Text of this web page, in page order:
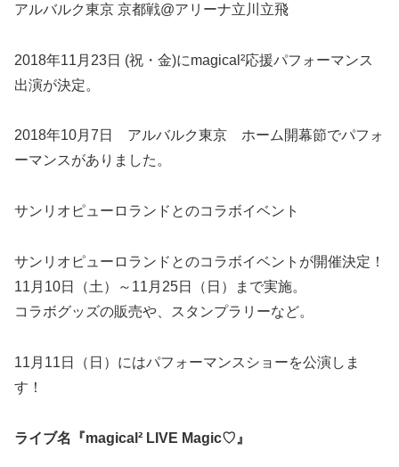
アルバルク東京 京都戦@アリーナ立川立飛
2018年11月23日 (祝・金)にmagical²応援パフォーマンス
出演が決定。
2018年10月7日 アルバルク東京 ホーム開幕節でパフォ
ーマンスがありました。
サンリオピューロランドとのコラボイベント
サンリオピューロランドとのコラボイベントが開催決定！
11月10日（土）～11月25日（日）まで実施。
コラボグッズの販売や、スタンプラリーなど。
11月11日（日）にはパフォーマンスショーを公演しま
す！
ライブ名『magical² LIVE Magic♡』